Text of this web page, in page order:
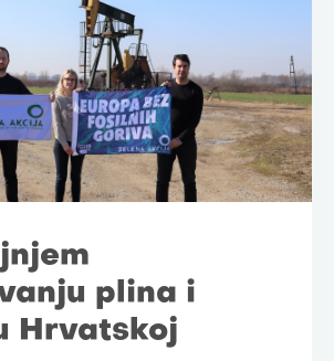
plina i
Hrvatskoj